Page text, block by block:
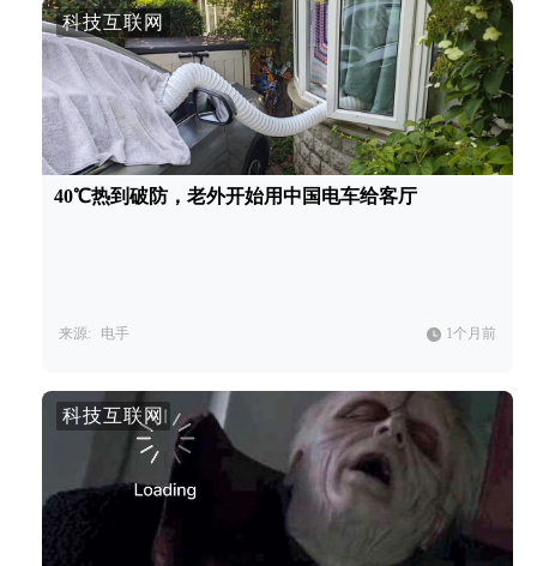
科技互联网
40℃热到破防，老外开始用中国电车给客厅
来源: 电手 1个月前
科技互联网